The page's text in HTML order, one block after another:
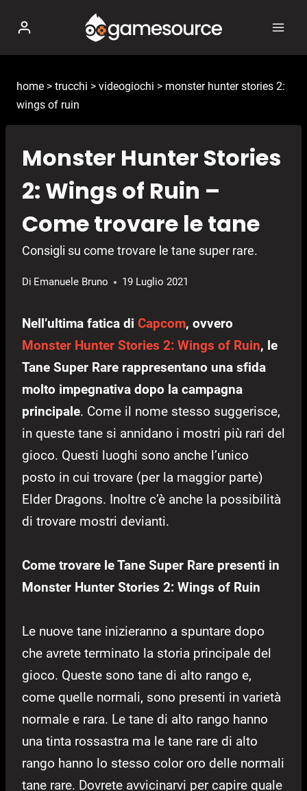
contenuto
home > trucchi > videogiochi > monster hunter stories 2:
wings of ruin
Monster Hunter Stories
2: Wings of Ruin –
Come trovare le tane
Consigli su come trovare le tane super rare.
Di Emanuele Bruno 19 Luglio 2021
Nell’ultima fatica di Capcom, ovvero
Monster Hunter Stories 2: Wings of Ruin, le
Tane Super Rare rappresentano una sfida
molto impegnativa dopo la campagna
principale. Come il nome stesso suggerisce,
in queste tane si annidano i mostri più rari del
gioco. Questi luoghi sono anche l’unico
posto in cui trovare (per la maggior parte)
Elder Dragons. Inoltre c’è anche la possibilità
di trovare mostri devianti.
Come trovare le Tane Super Rare presenti in
Monster Hunter Stories 2: Wings of Ruin
Le nuove tane inizieranno a spuntare dopo
che avrete terminato la storia principale del
gioco. Queste sono tane di alto rango e,
come quelle normali, sono presenti in varietà
normale e rara. Le tane di alto rango hanno
una tinta rossastra ma le tane rare di alto
rango hanno lo stesso color oro delle normali
tane rare. Dovrete avvicinarvi per capire quale